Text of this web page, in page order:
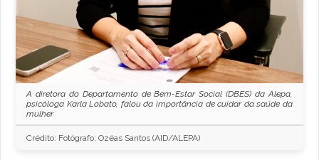
A diretora do Departamento de Bem-Estar Social (DBES) da Alepa,
psicóloga Karla Lobato, falou da importância de cuidar da saúde da
mulher
Crédito: Fotógrafo: Ozéas Santos (AID/ALEPA)